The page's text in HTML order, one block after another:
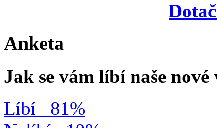
Anketa
Jak se vám líbí naše
Líbí
81%